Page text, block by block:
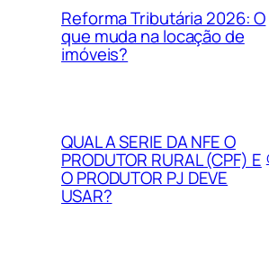
Reforma Tributária 2026: O
que muda na locação de
imóveis?
QUAL A SERIE DA NFE O
PRODUTOR RURAL (CPF) E
O PRODUTOR PJ DEVE
USAR?